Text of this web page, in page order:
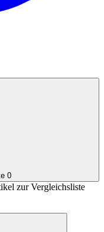
0
zur Vergleichsliste